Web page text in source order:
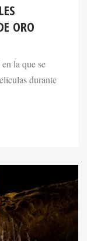
ORO
la que se
durante